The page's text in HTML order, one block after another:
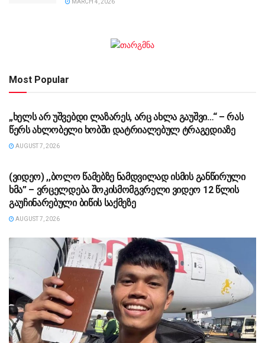
Most Popular
ᲡᲐᲖᲝᲒᲐᲓᲝᲔᲑᲐ
„ხელს არ უშვებდი ლაზარეს, არც ახლა გაუშვი…“ – რას
წერს ახლობელი ხობში დატრიალებულ ტრაგედიაზე
AUGUST 7, 2026
(ვიდეო) ,,ბოლო წამებზე ნამდვილად ისმის განწირული
ხმა” – ვრცელდება შოკისმომგვრელი ვიდეო 12 წლის
გაუჩინარებული ბიწის საქმეზე
AUGUST 7, 2026